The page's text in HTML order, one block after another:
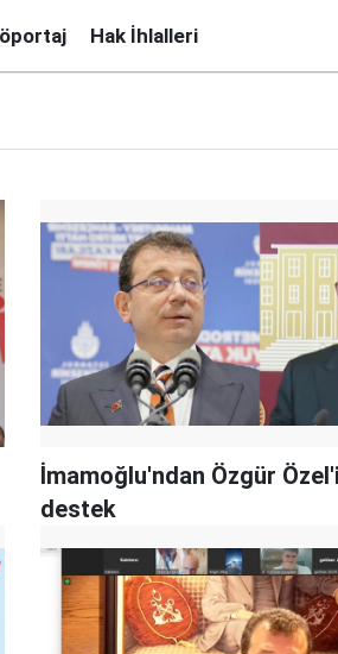
Hak İhlalleri
İmamoğlu'ndan Özgür
destek